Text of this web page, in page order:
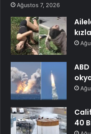
Ağustos 7, 2026
40